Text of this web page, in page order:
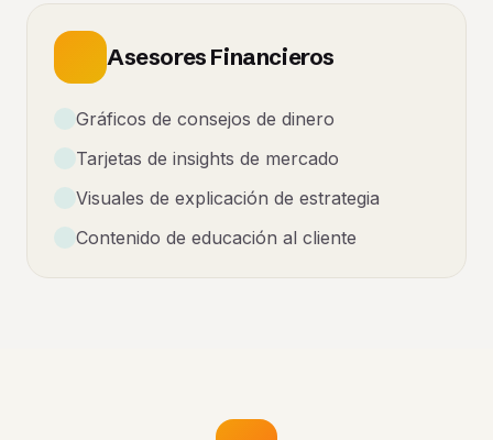
Asesores Financieros
Gráficos de consejos de dinero
Tarjetas de insights de mercado
Visuales de explicación de estrategia
Contenido de educación al cliente